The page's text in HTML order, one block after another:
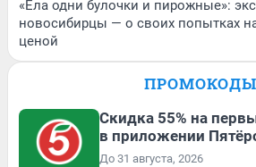
«Ела одни булочки и пирожные»:
новосибирцы — о своих попытках
ценой
ПРОМОКОДЫ
Скидка 55% на
в приложении
До 31 августа, 2026